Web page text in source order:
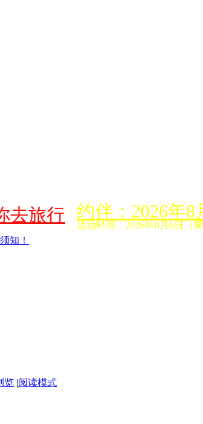
去旅行 约伴：2026年
活动时间：2026年8月6日（
知！
览 |阅读模式